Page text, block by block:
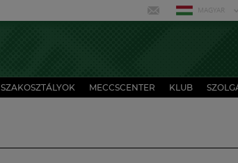
MAGYAR
SZAKOSZTÁLYOK MECCSCENTER KLUB